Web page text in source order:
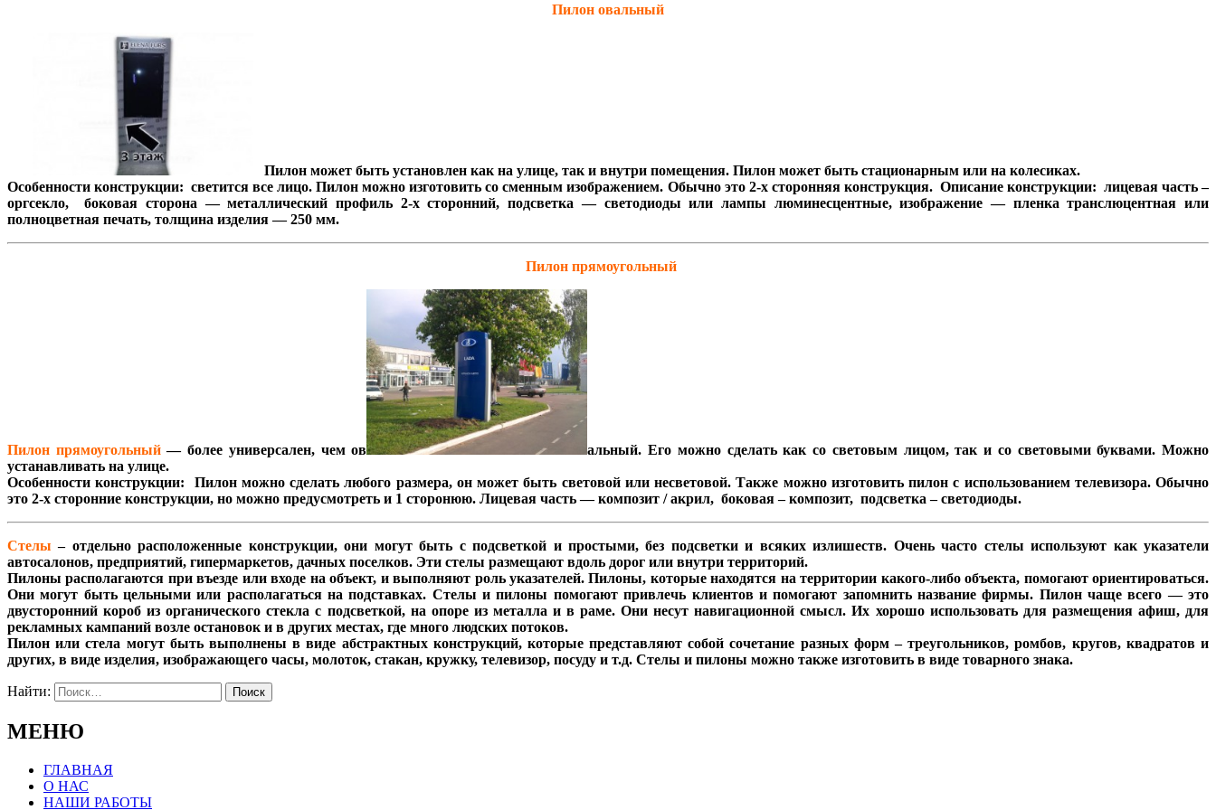
Пилон овальный
Пилон может быть установлен как на улице, так и внутри помещения. Пилон может быть стационарным или на колесиках.
Особенности конструкции: cветится все лицо. Пилон можно изготовить со сменным изображением. Обычно это 2-х сторонняя конструкция. Описание конструкции: лицевая часть –
оргсекло, боковая сторона — металлический профиль 2-х сторонний, подсветка — светодиоды или лампы люминесцентные, изображение — пленка транслюцентная или
полноцветная печать, толщина изделия — 250 мм.
Пилон прямоугольный
Пилон прямоугольный— более универсален, чем ов
альный. Его можно сделать как со световым лицом, так и со световыми буквами. Можно
устанавливать на улице.
Особенности конструкции: Пилон можно сделать любого размера, он может быть световой или несветовой. Также можно изготовить пилон с использованием телевизора. Обычно
это 2-х сторонние конструкции, но можно предусмотреть и 1 сторонюю. Лицевая часть — композит / акрил, боковая – композит, подсветка – светодиоды.
Стелы – отдельно расположенные конструкции, они могут быть с подсветкой и простыми, без подсветки и всяких излишеств. Очень часто стелы используют как указатели
автосалонов, предприятий, гипермаркетов, дачных поселков. Эти стелы размещают вдоль дорог или внутри территорий.
Пилоны располагаются при въезде или входе на объект, и выполняют роль указателей. Пилоны, которые находятся на территории какого-либо объекта, помогают ориентироваться.
Они могут быть цельными или располагаться на подставках. Стелы и пилоны помогают привлечь клиентов и помогают запомнить название фирмы. Пилон чаще всего — это
двусторонний короб из органического стекла с подсветкой, на опоре из металла и в раме. Они несут навигационной смысл. Их хорошо использовать для размещения афиш, для
рекламных кампаний возле остановок и в других местах, где много людских потоков.
Пилон или стела могут быть выполнены в виде абстрактных конструкций, которые представляют собой сочетание разных форм – треугольников, ромбов, кругов, квадратов и
других, в виде изделия, изображающего часы, молоток, стакан, кружку, телевизор, посуду и т.д. Стелы и пилоны можно также изготовить в виде товарного знака.
Найти:
МЕНЮ
ГЛАВНАЯ
О НАС
НАШИ РАБОТЫ